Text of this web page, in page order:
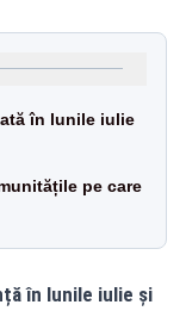
în lunile iulie
pe care
în lunile iulie și